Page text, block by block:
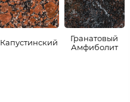
Капустинский
Гранатовый
Амфиболит